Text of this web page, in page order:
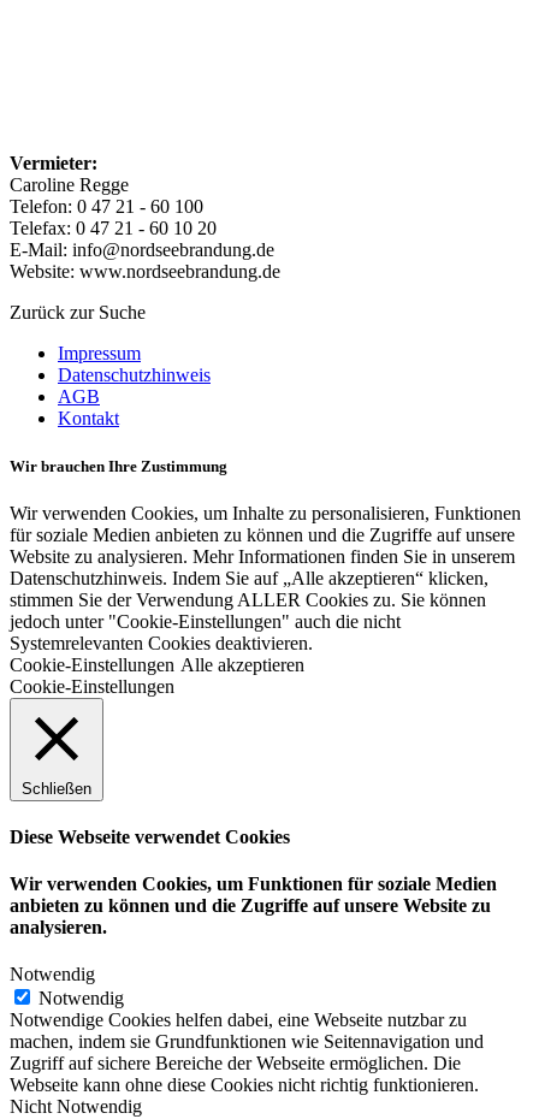
Vermieter:
Caroline Regge
Telefon: 0 47 21 - 60 100
Telefax: 0 47 21 - 60 10 20
E-Mail: info@nordseebrandung.de
Website: www.nordseebrandung.de
Zurück zur Suche
Impressum
Datenschutzhinweis
AGB
Kontakt
Wir brauchen Ihre Zustimmung
Wir verwenden Cookies, um Inhalte zu personalisieren, Funktionen
für soziale Medien anbieten zu können und die Zugriffe auf unsere
Website zu analysieren. Mehr Informationen finden Sie in unserem
Datenschutzhinweis. Indem Sie auf „Alle akzeptieren“ klicken,
stimmen Sie der Verwendung ALLER Cookies zu. Sie können
jedoch unter "Cookie-Einstellungen" auch die nicht
Systemrelevanten Cookies deaktivieren.
Cookie-Einstellungen Alle akzeptieren
Cookie-Einstellungen
Schließen
Diese Webseite verwendet Cookies
Wir verwenden Cookies, um Funktionen für soziale Medien
anbieten zu können und die Zugriffe auf unsere Website zu
analysieren.
Notwendig
Notwendig
Notwendige Cookies helfen dabei, eine Webseite nutzbar zu
machen, indem sie Grundfunktionen wie Seitennavigation und
Zugriff auf sichere Bereiche der Webseite ermöglichen. Die
Webseite kann ohne diese Cookies nicht richtig funktionieren.
Nicht Notwendig